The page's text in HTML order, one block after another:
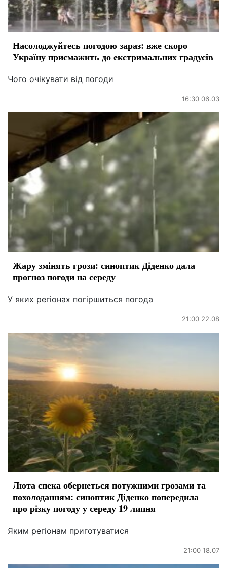
Насолоджуйтесь погодою зараз: вже скоро
Україну присмажить до екстримальних градусів
Чого очікувати від погоди
16:30 06.03
Жару змінять грози: синоптик Діденко дала
прогноз погоди на середу
У яких регіонах погіршиться погода
21:00 22.08
Люта спека обернеться потужними грозами та
похолоданням: синоптик Діденко попередила
про різку погоду у середу 19 липня
Яким регіонам приготуватися
21:00 18.07